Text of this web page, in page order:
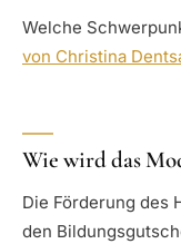
Welche
von Christina
Wie wird das
Die Förderung des
den